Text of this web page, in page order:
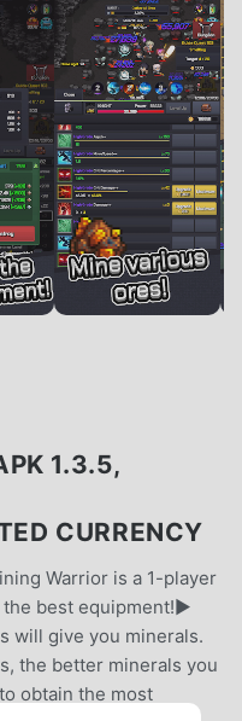
1.3.5,
CURRENCY
Warrior is a 1-player
the best equipment!▶
will give you minerals.
the better minerals you
obtain the most